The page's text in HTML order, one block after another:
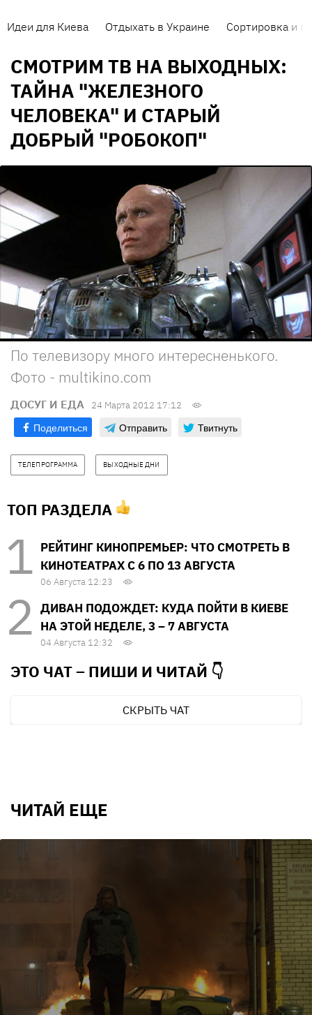
Идеи для Киева Отдыхать в Украине Сортировка и
СМОТРИМ ТВ НА ВЫХОДНЫХ:
ТАЙНА "ЖЕЛЕЗНОГО
ЧЕЛОВЕКА" И СТАРЫЙ
ДОБРЫЙ "РОБОКОП"
По телевизору много интересненького.
Фото - multikino.com
ДОСУГ И ЕДА 24 Марта 2012 17:12
Поделиться Отправить Твитнуть
ТЕЛЕПРОГРАММА ВЫХОДНЫЕ ДНИ
ТОП РАЗДЕЛА
РЕЙТИНГ КИНОПРЕМЬЕР: ЧТО СМОТРЕТЬ В
КИНОТЕАТРАХ С 6 ПО 13 АВГУСТА
06 Августа 12:23
ДИВАН ПОДОЖДЕТ: КУДА ПОЙТИ В КИЕВЕ
НА ЭТОЙ НЕДЕЛЕ, 3 – 7 АВГУСТА
04 Августа 12:32
ЭТО ЧАТ – ПИШИ И ЧИТАЙ 👇
СКРЫТЬ ЧАТ
ЧИТАЙ ЕЩЕ